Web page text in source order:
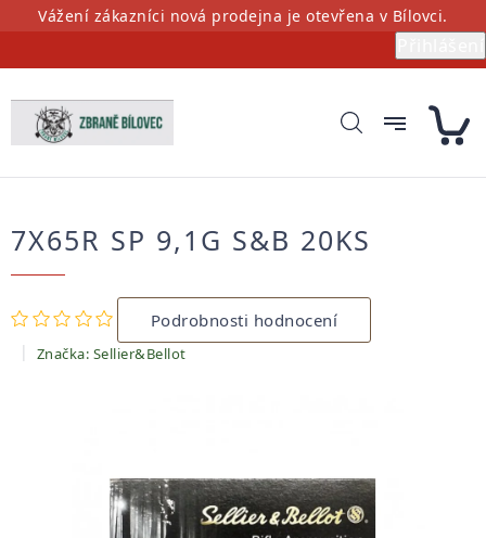
PřejítVážení zákazníci nová prodejna je otevřena v Bílovci.
7X65R SP 9,1G S&B 20KS
Průměrné
hodnocení
produktu
je
Podrobnosti hodnocení
Značka: Sellier&Bellot